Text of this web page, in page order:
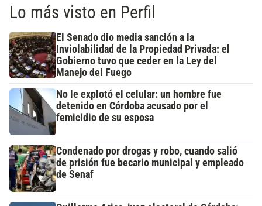
Lo más visto en Perfil
El Senado dio media sanción a la
Inviolabilidad de la Propiedad Privada: el
Gobierno tuvo que ceder en la Ley del
Manejo del Fuego
No le explotó el celular: un hombre fue
detenido en Córdoba acusado por el
femicidio de su esposa
Condenado por drogas y robo, cuando salió
de prisión fue becario municipal y empleado
de Senaf